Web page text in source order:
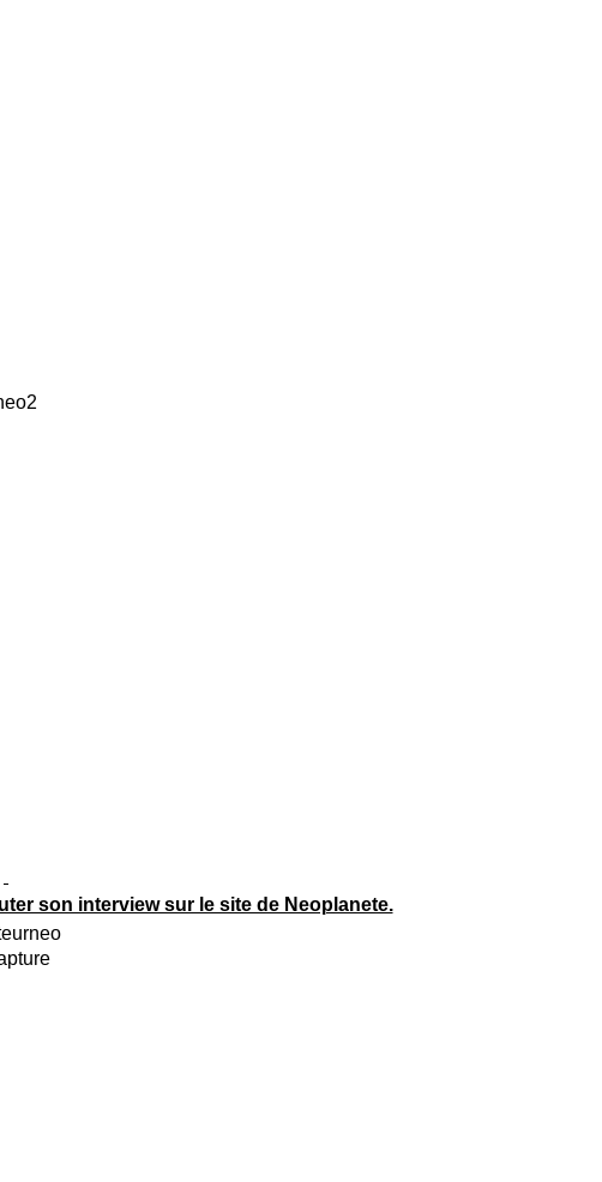
son interview sur le site de Neoplanete.